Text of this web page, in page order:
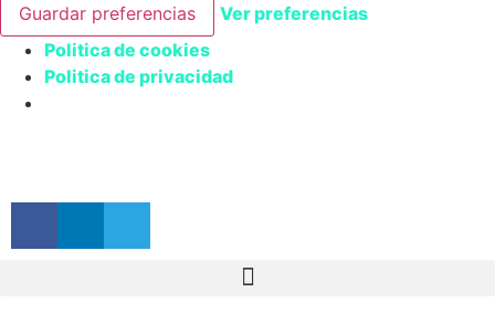
Guardar preferencias
Ver preferencias
Politica de cookies
Politica de privacidad